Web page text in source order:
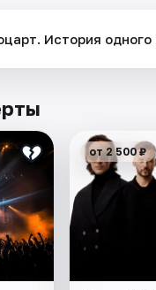
История
от 2 500 ₽